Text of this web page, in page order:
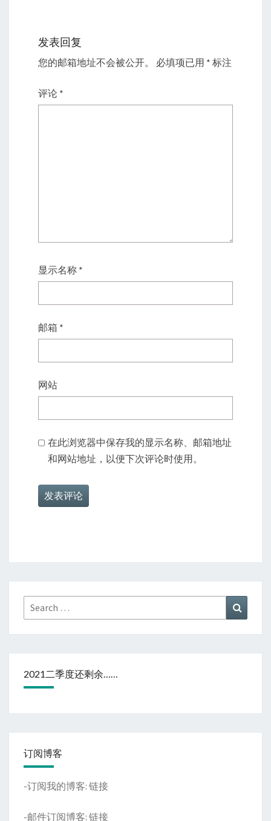
发表回复
您的邮箱地址不会被公开。 必填项已用 * 标注
评论 *
显示名称 *
邮箱 *
网站
在此浏览器中保存我的显示名称、邮箱地址
和网站地址，以便下次评论时使用。
Search
for:
2021二季度还剩余……
订阅博客
-订阅我的博客: 链接
-邮件订阅博客: 链接